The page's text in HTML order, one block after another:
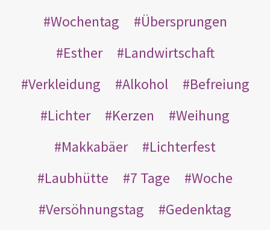
Wochentag
Übersprungen
Esther
Landwirtschaft
Verkleidung
Alkohol
Befreiung
Lichter
Kerzen
Weihung
Makkabäer
Lichterfest
Laubhütte
7 Tage
Woche
Versöhnungstag
Gedenktag